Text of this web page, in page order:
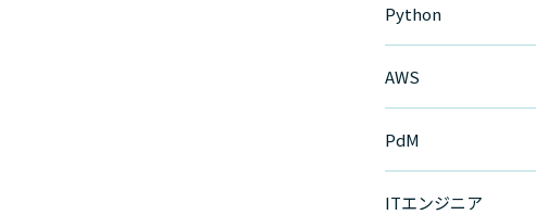
Python
AWS
PdM
ITエンジニア